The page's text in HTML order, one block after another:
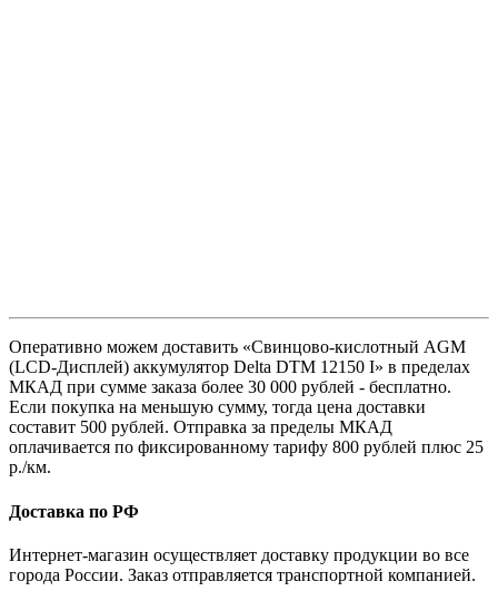
Оперативно можем доставить «Свинцово-кислотный AGM
(LCD-Дисплей) аккумулятор Delta DTM 12150 I» в пределах
МКАД при сумме заказа более 30 000 рублей - бесплатно.
Если покупка на меньшую сумму, тогда цена доставки
составит 500 рублей. Отправка за пределы МКАД
оплачивается по фиксированному тарифу 800 рублей плюс 25
р./км.
Доставка по РФ
Интернет-магазин осуществляет доставку продукции во все
города России. Заказ отправляется транспортной компанией.